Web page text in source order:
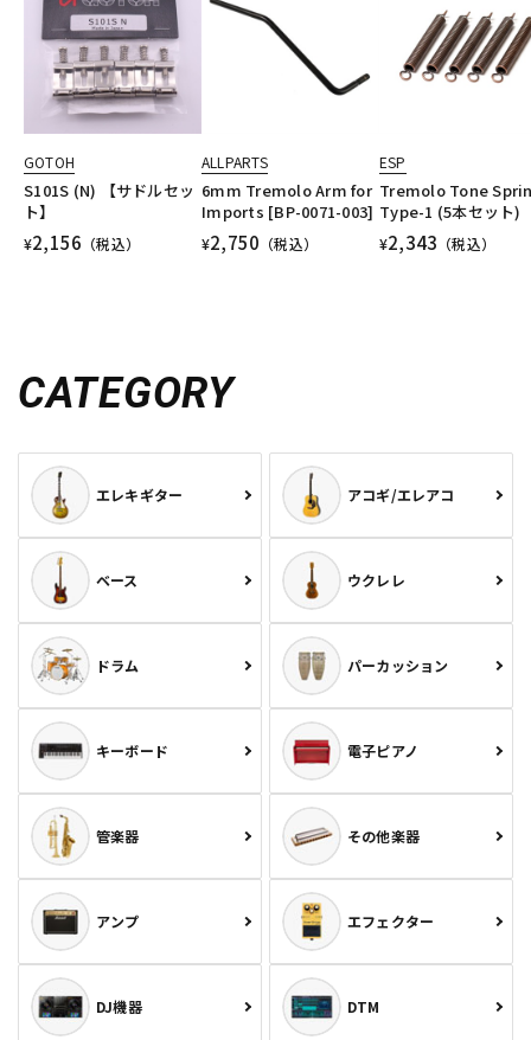
GOTOH
S101S (N) 【サドルセッ
ト】
¥2,156 （税込）
ALLPARTS
6mm Tremolo Arm for
Imports [BP-0071-003]
¥2,750 （税込）
ESP
Tremolo Tone
Type-1 (5本セット)
¥2,343 （税込）
CATEGORY
エレキギター アコギ/エレアコ
ベース ウクレレ
ドラム パーカッション
キーボード 電子ピアノ
管楽器 その他楽器
アンプ エフェクター
DJ機器 DTM